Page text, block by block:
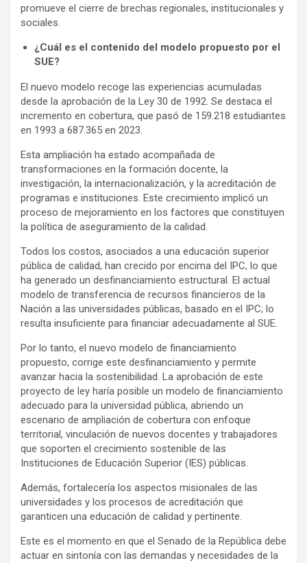
promueve el cierre de brechas regionales, institucionales y
sociales.
¿Cuál es el contenido del modelo propuesto por el
SUE?
El nuevo modelo recoge las experiencias acumuladas
desde la aprobación de la Ley 30 de 1992. Se destaca el
incremento en cobertura, que pasó de 159.218 estudiantes
en 1993 a 687.365 en 2023.
Esta ampliación ha estado acompañada de
transformaciones en la formación docente, la
investigación, la internacionalización, y la acreditación de
programas e instituciones. Este crecimiento implicó un
proceso de mejoramiento en los factores que constituyen
la política de aseguramiento de la calidad.
Todos los costos, asociados a una educación superior
pública de calidad, han crecido por encima del IPC, lo que
ha generado un desfinanciamiento estructural. El actual
modelo de transferencia de recursos financieros de la
Nación a las universidades públicas, basado en el IPC; lo
resulta insuficiente para financiar adecuadamente al SUE.
Por lo tanto, el nuevo modelo de financiamiento
propuesto, corrige este desfinanciamiento y permite
avanzar hacia la sostenibilidad. La aprobación de este
proyecto de ley haría posible un modelo de financiamiento
adecuado para la universidad pública, abriendo un
escenario de ampliación de cobertura con enfoque
territorial, vinculación de nuevos docentes y trabajadores
que soporten el crecimiento sostenible de las
Instituciones de Educación Superior (IES) públicas.
Además, fortalecería los aspectos misionales de las
universidades y los procesos de acreditación que
garanticen una educación de calidad y pertinente.
Este es el momento en que el Senado de la República debe
actuar en sintonía con las demandas y necesidades de la